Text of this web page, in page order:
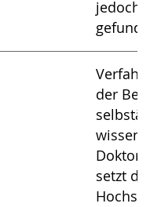
jedoch
der
setzt